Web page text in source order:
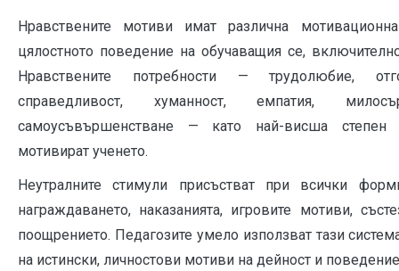
Нравствените мотиви имат различна
цялостното поведение на обучаващия се,
Нравствените потребности — трудолюбие,
справедливост, хуманност, емпатия,
самоусъвършенстване — като най-висша степен
мотивират ученето.
Неутралните стимули присъстват при всички
награждаването, наказанията, игровите мотиви,
поощрението. Педагозите умело използват тази
на истински, личностови мотиви на дейност и